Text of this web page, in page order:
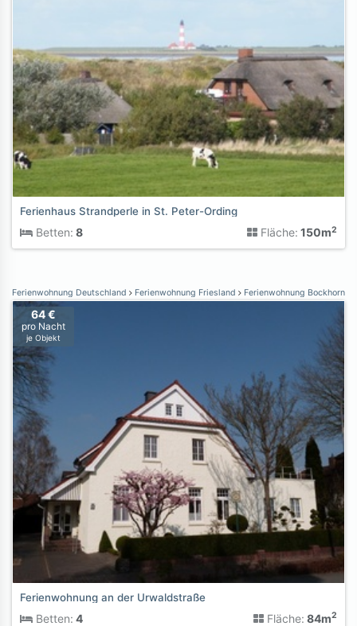
Ferienhaus Strandperle in St. Peter-Ording
Betten: 8 Fläche: 150m2
Ferienwohnung Deutschland Ferienwohnung Friesland Ferienwohnung Bockhorn
64 €
pro Nacht
je Objekt
Ferienwohnung an der Urwaldstraße
Betten: 4 Fläche: 84m2